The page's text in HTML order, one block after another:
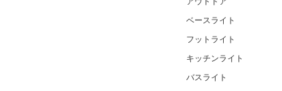
ベースライト
フットライト
キッチンライト
バスライト